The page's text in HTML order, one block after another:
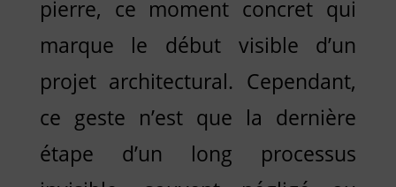
pierre, ce moment concret qui
marque le début visible d’un
projet architectural. Cependant,
ce geste n’est que la dernière
étape d’un long processus